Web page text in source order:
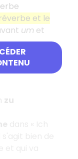
et le
um et
zu